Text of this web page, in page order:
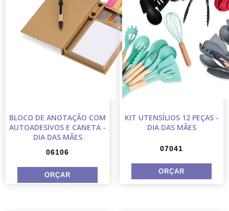
BLOCO DE ANOTAÇÃO COM
AUTOADESIVOS E CANETA -
DIA DAS MÃES
06106
KIT UTENSÍLIOS 12 PEÇAS -
DIA DAS MÃES
07041